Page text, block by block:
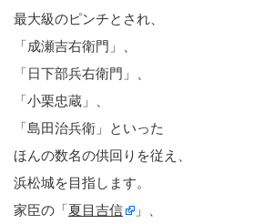
最大級のピンチとされ、
「成瀬吉右衛門」、
「日下部兵右衛門」、
「小栗忠蔵」、
「島田治兵衛」といった
ほんの数名の供回りを従え、
浜松城を目指します。
家臣の「夏目吉信 」、